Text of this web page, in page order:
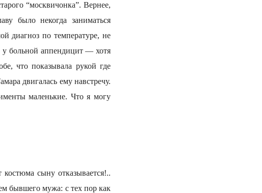
“москвичонка”. Вернее,
было некогда заниматься
диагноз по температуре, не
у больной аппендицит — хотя
что показывала рукой где
двигалась ему навстречу.
маленькие. Что я могу
сыну отказывается!..
бывшего мужа: с тех пор как